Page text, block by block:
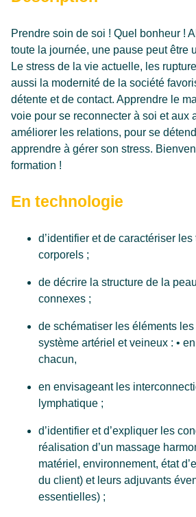
CO-DIPLOMATIONS ET CO-
FUTURS ÉTUDIANTS
DÉCOUVRIR L’EAFC NAMUR-
S’INSCRIRE
DOCUMENTS DE
PARCOURS PERSONNALISÉ
ACTUALITÉS
PARTENAIRES
CONTACT
Prendre soin de soi ! Quel bonheur !
toute la journée, une pause peut être
Le stress de la vie actuelle, les
aussi la modernité de la société
détente et de contact. Apprendre le
voie pour se reconnecter à soi et aux
améliorer les relations, pour se
apprendre à gérer son stress.
formation !
En technologie
d’identifier et de caractériser
corporels ;
de décrire la structure de la
connexes ;
de schématiser les éléments
système artériel et veineux : •
chacun,
en envisageant les
lymphatique ;
d’identifier et d’expliquer les
réalisation d’un massage
matériel, environnement, état
du client) et leurs adjuvants
essentielles) ;